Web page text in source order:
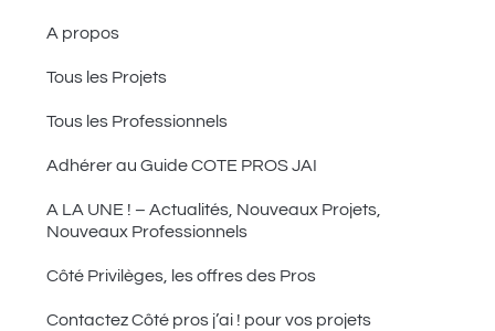
A propos
Tous les Projets
Tous les Professionnels
Adhérer au Guide COTE PROS JAI
A LA UNE ! – Actualités, Nouveaux Projets,
Nouveaux Professionnels
Côté Privilèges, les offres des Pros
Contactez Côté pros j’ai ! pour vos projets